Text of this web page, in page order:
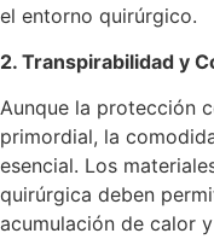
el entorno quirúrgico.
2. Transpirabilidad y
Aunque la protección
primordial, la
esencial. Los
quirúrgica deben
acumulación de calor